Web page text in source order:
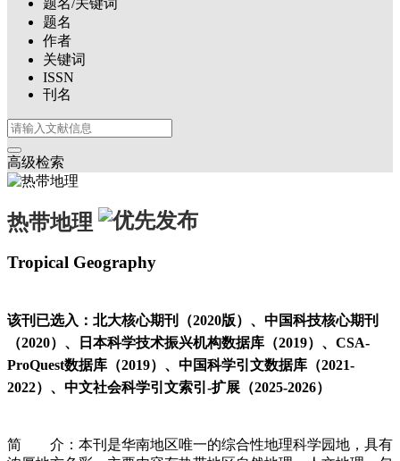
题名/关键词
题名
作者
关键词
ISSN
刊名
高级检索
热带地理
Tropical Geography
该刊已选入：北大核心期刊（2020版）、中国科技核心期刊
（2020）、日本科学技术振兴机构数据库（2019）、CSA-
ProQuest数据库（2019）、中国科学引文数据库（2021-
2022）、中文社会科学引文索引-扩展（2025-2026）
简 介：本刊是华南地区唯一的综合性地理科学园地，具有